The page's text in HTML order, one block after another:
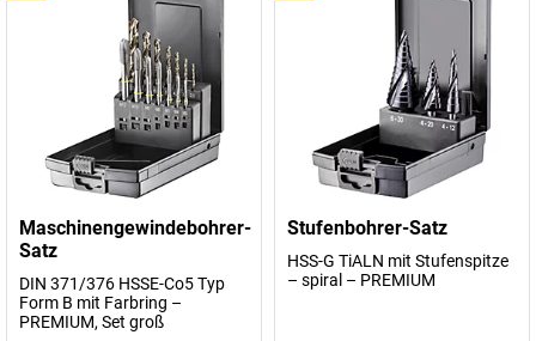
Maschinengewindebohrer-
Satz
DIN 371/376 HSSE-Co5 Typ
Form B mit Farbring –
PREMIUM, Set groß
Stufenbohrer-Satz
HSS-G TiALN mit Stufenspitze
– spiral – PREMIUM